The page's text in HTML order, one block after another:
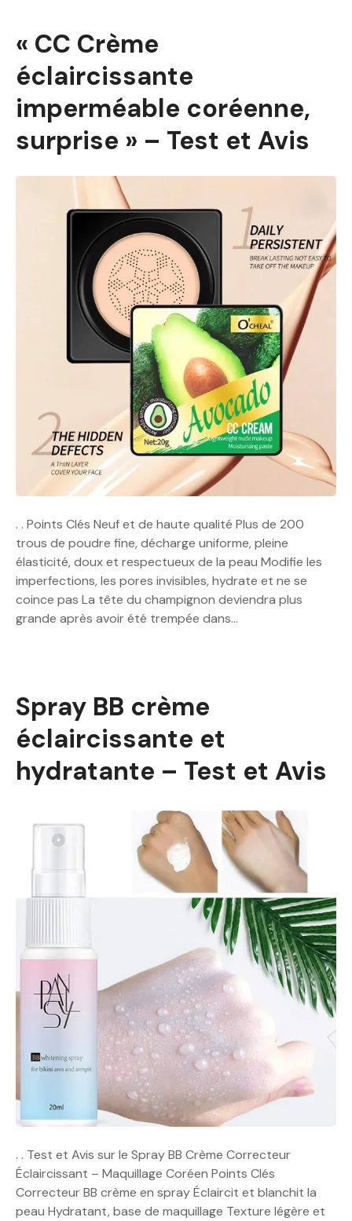
« CC Crème
éclaircissante
imperméable coréenne,
surprise » – Test et Avis
. . Points Clés Neuf et de haute qualité Plus de 200
trous de poudre fine, décharge uniforme, pleine
élasticité, doux et respectueux de la peau Modifie les
imperfections, les pores invisibles, hydrate et ne se
coince pas La tête du champignon deviendra plus
grande après avoir été trempée dans…
Spray BB crème
éclaircissante et
hydratante – Test et Avis
. . Test et Avis sur le Spray BB Crème Correcteur
Éclaircissant – Maquillage Coréen Points Clés
Correcteur BB crème en spray Éclaircit et blanchit la
peau Hydratant, base de maquillage Texture légère et